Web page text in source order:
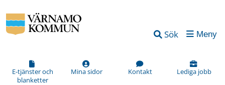
Sök Meny
E-tjänster och
blanketter
Mina sidor Kontakt Lediga jobb
Vad
kan
förbättra